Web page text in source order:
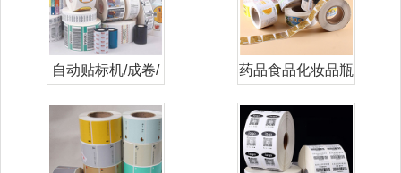
自动贴标机/成卷/
药品食品化妆品瓶